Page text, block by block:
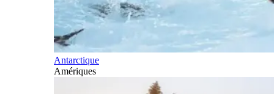
Antarctique
Amériques